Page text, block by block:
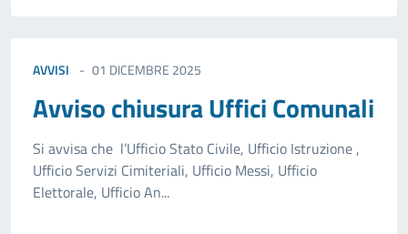
AVVISI 01 DICEMBRE 2025
Avviso chiusura Uffici Comunali
Si avvisa che l’Ufficio Stato Civile, Ufficio Istruzione ,
Ufficio Servizi Cimiteriali, Ufficio Messi, Ufficio
Elettorale, Ufficio An...